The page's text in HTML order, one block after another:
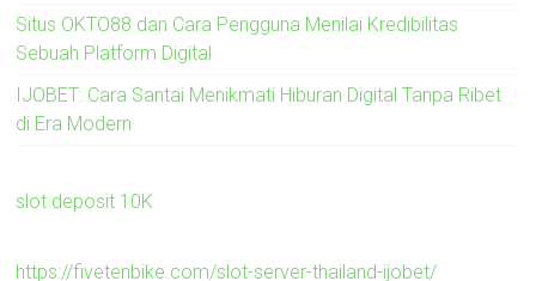
Situs OKTO88 dan Cara Pengguna Menilai Kredibilitas
Sebuah Platform Digital
IJOBET: Cara Santai Menikmati Hiburan Digital Tanpa Ribet
di Era Modern
slot deposit 10K
https://fivetenbike.com/slot-server-thailand-ijobet/